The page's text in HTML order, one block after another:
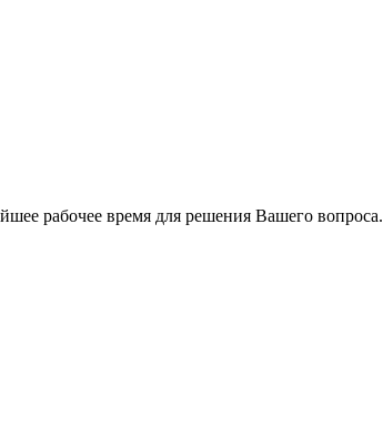
рабочее время для решения Вашего вопроса.